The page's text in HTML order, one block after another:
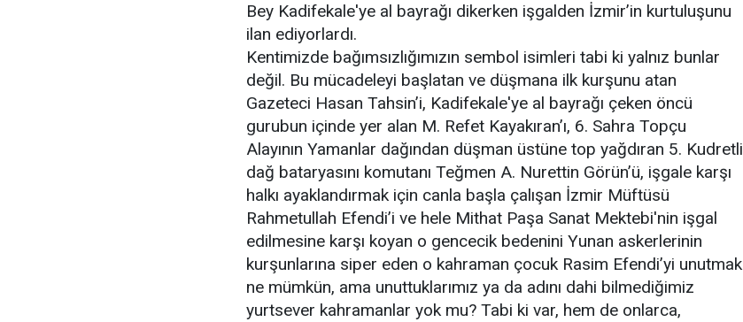
Bey Kadifekale'ye al bayrağı dikerken işgalden İzmir’in kurtuluşunu
ilan ediyorlardı.
Kentimizde bağımsızlığımızın sembol isimleri tabi ki yalnız bunlar
değil. Bu mücadeleyi başlatan ve düşmana ilk kurşunu atan
Gazeteci Hasan Tahsin’i, Kadifekale'ye al bayrağı çeken öncü
gurubun içinde yer alan M. Refet Kayakıran’ı, 6. Sahra Topçu
Alayının Yamanlar dağından düşman üstüne top yağdıran 5. Kudretli
dağ bataryasını komutanı Teğmen A. Nurettin Görün’ü, işgale karşı
halkı ayaklandırmak için canla başla çalışan İzmir Müftüsü
Rahmetullah Efendi’i ve hele Mithat Paşa Sanat Mektebi'nin işgal
edilmesine karşı koyan o gencecik bedenini Yunan askerlerinin
kurşunlarına siper eden o kahraman çocuk Rasim Efendi’yi unutmak
ne mümkün, ama unuttuklarımız ya da adını dahi bilmediğimiz
yurtsever kahramanlar yok mu? Tabi ki var, hem de onlarca,